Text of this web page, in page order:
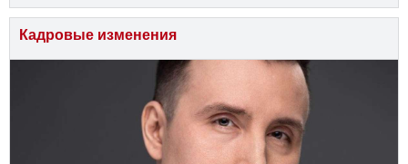
Кадровые изменения